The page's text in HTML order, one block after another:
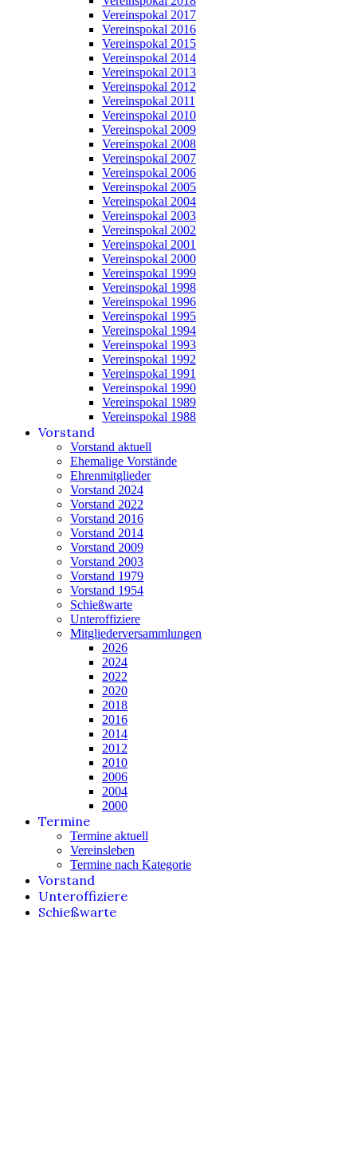
Vereinspokal 2017
Vereinspokal 2016
Vereinspokal 2015
Vereinspokal 2014
Vereinspokal 2013
Vereinspokal 2012
Vereinspokal 2011
Vereinspokal 2010
Vereinspokal 2009
Vereinspokal 2008
Vereinspokal 2007
Vereinspokal 2006
Vereinspokal 2005
Vereinspokal 2004
Vereinspokal 2003
Vereinspokal 2002
Vereinspokal 2001
Vereinspokal 2000
Vereinspokal 1999
Vereinspokal 1998
Vereinspokal 1996
Vereinspokal 1995
Vereinspokal 1994
Vereinspokal 1993
Vereinspokal 1992
Vereinspokal 1991
Vereinspokal 1990
Vereinspokal 1989
Vereinspokal 1988
Vorstand
Vorstand aktuell
Ehemalige Vorstände
Ehrenmitglieder
Vorstand 2024
Vorstand 2022
Vorstand 2016
Vorstand 2014
Vorstand 2009
Vorstand 2003
Vorstand 1979
Vorstand 1954
Schießwarte
Unteroffiziere
Mitgliederversammlungen
2026
2024
2022
2020
2018
2016
2014
2012
2010
2006
2004
2000
Termine
Termine aktuell
Vereinsleben
Termine nach Kategorie
Vorstand
Unteroffiziere
Schießwarte